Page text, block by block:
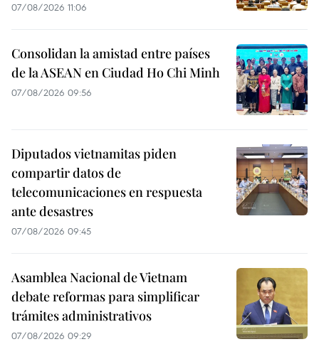
07/08/2026 11:06
Consolidan la amistad entre países
de la ASEAN en Ciudad Ho Chi Minh
07/08/2026 09:56
Diputados vietnamitas piden
compartir datos de
telecomunicaciones en respuesta
ante desastres
07/08/2026 09:45
Asamblea Nacional de Vietnam
debate reformas para simplificar
trámites administrativos
07/08/2026 09:29